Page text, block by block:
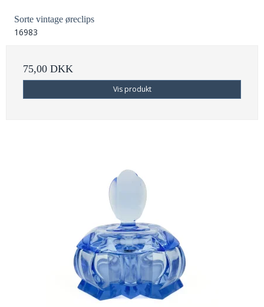
Sorte vintage øreclips
16983
75,00 DKK
Vis produkt